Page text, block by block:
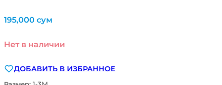
195,000 сум
Нет в наличии
ДОБАВИТЬ В ИЗБРАННОЕ